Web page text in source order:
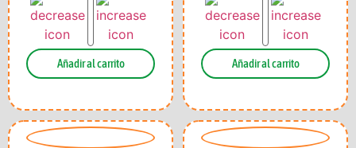
Añadir al carrito Añadir al carrito